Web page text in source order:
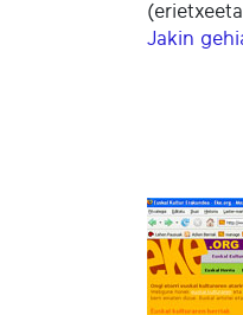
Jakin